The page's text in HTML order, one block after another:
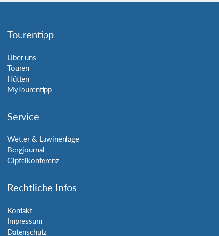
Tourentipp
Über uns
Touren
Hütten
MyTourentipp
Service
Wetter & Lawinenlage
Bergjournal
Gipfelkonferenz
Rechtliche Infos
Kontakt
Impressum
Datenschutz